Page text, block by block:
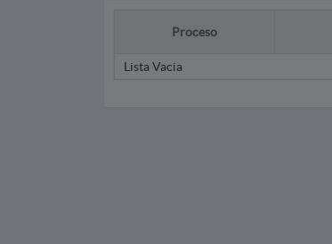
Proceso
Lista Vacia